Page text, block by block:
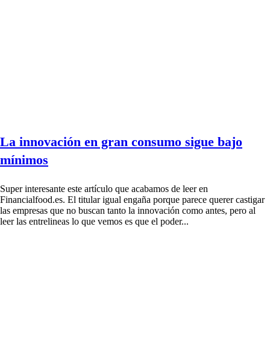
La innovación en gran consumo sigue bajo
mínimos
Super interesante este artículo que acabamos de leer en
Financialfood.es. El titular igual engaña porque parece querer castigar
las empresas que no buscan tanto la innovación como antes, pero al
leer las entrelineas lo que vemos es que el poder...